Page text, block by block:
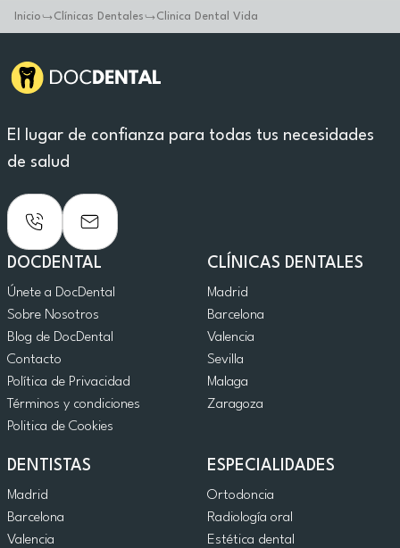
Inicio Clínicas Dentales Clinica Dental Vida
El lugar de confianza para todas tus necesidades
de salud
DOCDENTAL
Únete a DocDental
Sobre Nosotros
Blog de DocDental
Contacto
Política de Privacidad
Términos y condiciones
Politica de Cookies
CLÍNICAS DENTALES
Madrid
Barcelona
Valencia
Sevilla
Malaga
Zaragoza
DENTISTAS
Madrid
Barcelona
Valencia
ESPECIALIDADES
Ortodoncia
Radiología oral
Estética dental